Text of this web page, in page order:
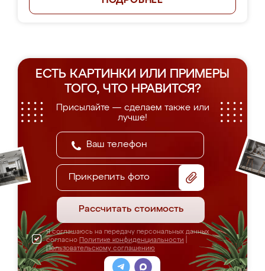
ЕСТЬ КАРТИНКИ ИЛИ ПРИМЕРЫ
ТОГО, ЧТО НРАВИТСЯ?
Присылайте — сделаем также или
лучше!
Прикрепить фото
Рассчитать стоимость
Я соглашаюсь на передачу персональных данных
согласно Политике конфиденциальности
Пользовательскому соглашению